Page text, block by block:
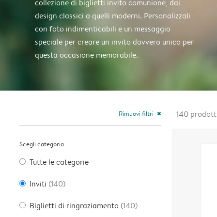
collezione di biglietti invito comunione, dai
design classici a quelli moderni. Personalizzali
con foto indimenticabili e un messaggio
speciale per creare un invito davvero unico per
questa occasione memorabile.
Rimuovi filtri close
Scegli categoria
Tutte le categorie
Inviti (140)
Biglietti di ringraziamento (140)
140